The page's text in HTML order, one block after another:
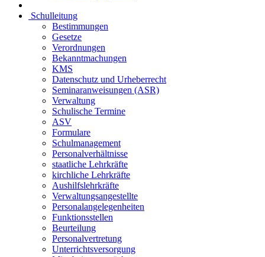
Schulleitung
Bestimmungen
Gesetze
Verordnungen
Bekanntmachungen
KMS
Datenschutz und Urheberrecht
Seminaranweisungen (ASR)
Verwaltung
Schulische Termine
ASV
Formulare
Schulmanagement
Personalverhältnisse
staatliche Lehrkräfte
kirchliche Lehrkräfte
Aushilfslehrkräfte
Verwaltungsangestellte
Personalangelegenheiten
Funktionsstellen
Beurteilung
Personalvertretung
Unterrichtsversorgung